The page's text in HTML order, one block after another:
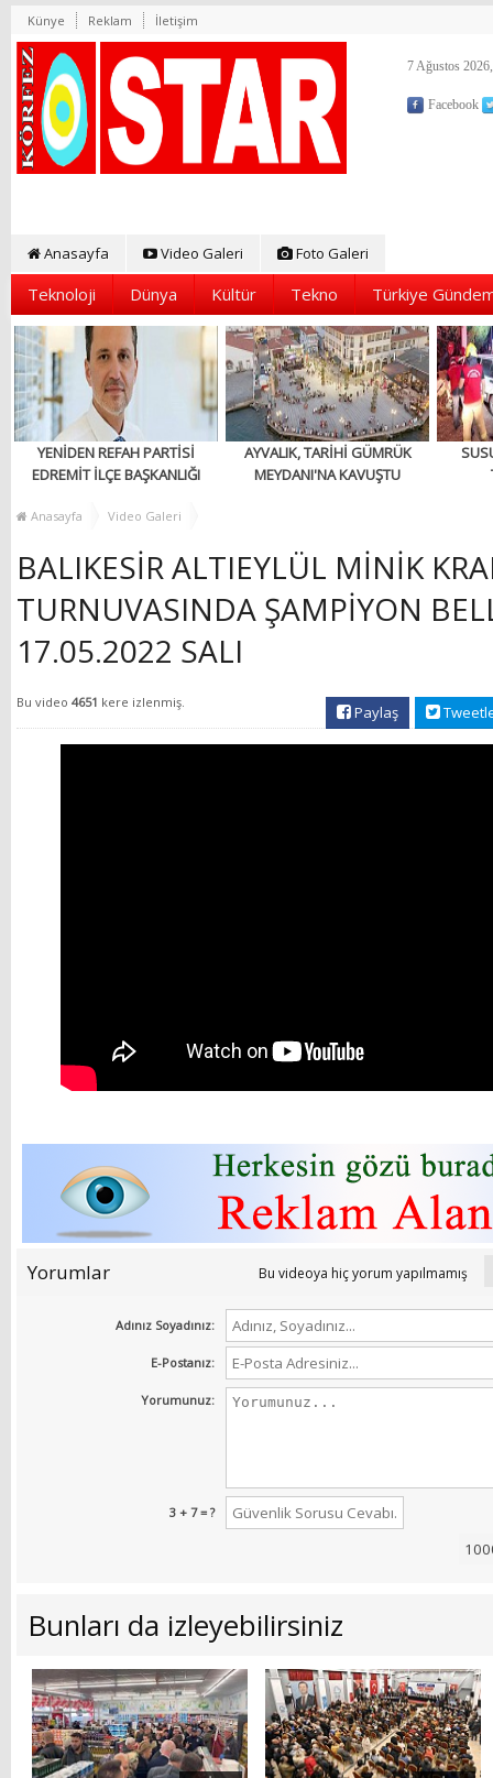
Künye Reklam İletişim
7 Ağustos
Facebook
Anasayfa Video Galeri Foto Galeri
Teknoloji Dünya Kültür Tekno Türkiye
YENİDEN REFAH PARTİSİ
EDREMİT İLÇE BAŞKANLIĞI
AÇILIYOR!
AYVALIK, TARİHİ GÜMRÜK
MEYDANI'NA KAVUŞTU
Anasayfa Video Galeri
BALIKESİR ALTIEYLÜL MİNİK
TURNUVASINDA ŞAMPİYON
17.05.2022 SALI
Bu video 4651 kere izlenmiş.
Paylaş
Yorumlar Bu videoya hiç yorum yapılmamış
Adınız Soyadınız:
E-Postanız:
Yorumunuz:
3 + 7 = ?
Bunları da izleyebilirsiniz